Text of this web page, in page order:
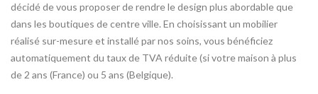
décidé de vous proposer de rendre le design plus abordable que
dans les boutiques de centre ville. En choisissant un mobilier
réalisé sur-mesure et installé par nos soins, vous bénéficiez
automatiquement du taux de TVA réduite (si votre maison à plus
de 2 ans (France) ou 5 ans (Belgique).